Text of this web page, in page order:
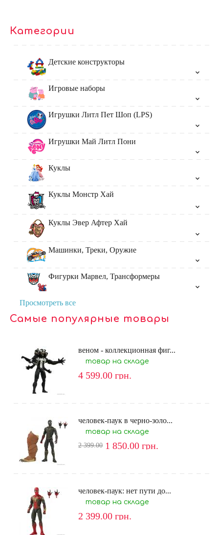
Категории
Детские конструкторы
Игровые наборы
Игрушки Литл Пет Шоп (LPS)
Игрушки Май Литл Пони
Куклы
Куклы Монстр Хай
Куклы Эвер Афтер Хай
Машинки, Треки, Оружие
Фигурки Марвел, Трансформеры
Просмотреть все
Самые популярные товары
веном - коллекционная фиг...
товар на складе
4 599.00 грн.
человек-паук в черно-золо...
товар на складе
2 399.00 1 850.00 грн.
человек-паук: нет пути до...
товар на складе
2 399.00 грн.